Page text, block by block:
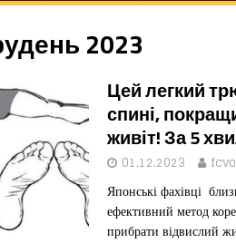
2023
Цей легкий
спині,
живіт! За 5
01.12.2023
Японські фахівці
ефективний метод
прибрати відвислий